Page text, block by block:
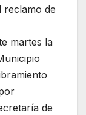
reclamo de
martes la
de